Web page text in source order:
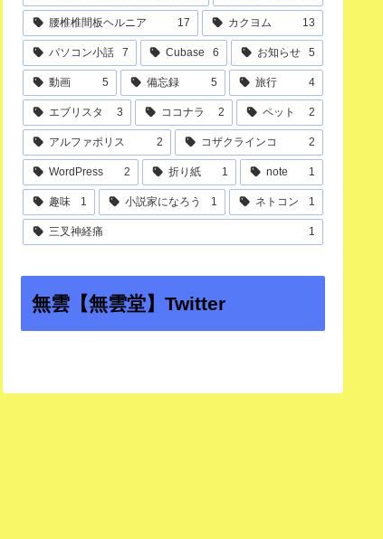
腰椎椎間板ヘルニア 17 カクヨム 13
パソコン小話 7 Cubase 6 お知らせ 5
動画 5 備忘録 5 旅行 4
エブリスタ 3 ココナラ 2 ペット 2
アルファポリス 2 コザクラインコ 2
WordPress 2 折り紙 1 note 1
趣味 1 小説家になろう 1 ネトコン 1
三叉神経痛 1
無雲【無雲堂】Twitter